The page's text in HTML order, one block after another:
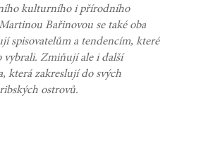
kulturního i přírodního
Bařinovou se také oba
spisovatelům a tendencím, které
vybrali. Zmiňují ale i další
která zakreslují do svých
ostrovů.